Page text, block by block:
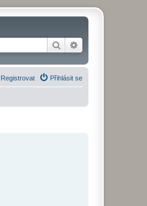
Hledat
Přihlásit se
Registrovat